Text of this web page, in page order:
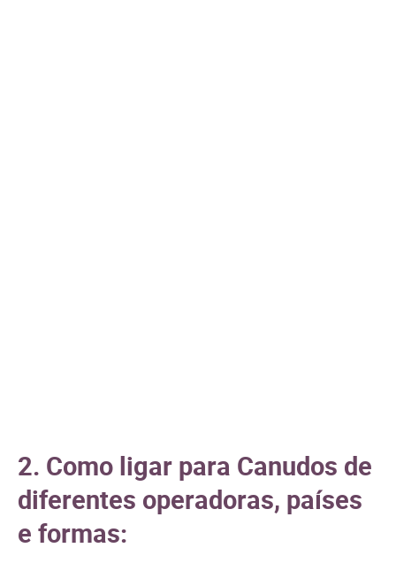
2. Como ligar para Canudos de
diferentes operadoras, países
e formas: